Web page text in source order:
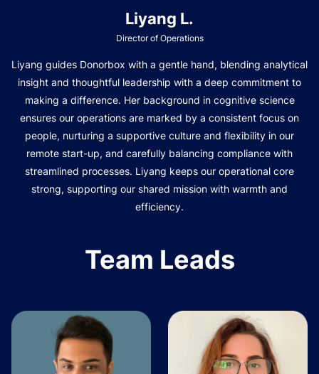
Liyang L.
Director of Operations
Liyang guides Donorbox with a gentle hand, blending analytical
insight and thoughtful leadership with a deep commitment to
making a difference. Her background in cognitive science
ensures our operations are marked by a consistent focus on
people, nurturing a supportive culture and flexibility in our
remote start-up, and carefully balancing compliance with
streamlined processes. Liyang keeps our operational core
strong, supporting our shared mission with warmth and
efficiency.
Team Leads